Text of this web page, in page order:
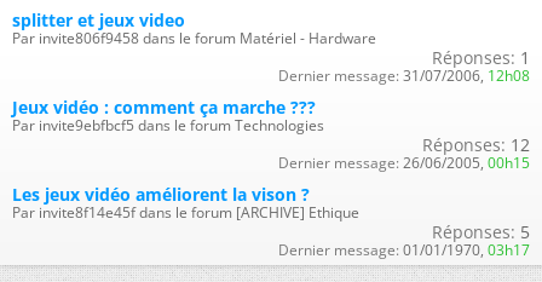
splitter et jeux video
Par invite806f9458 dans le forum Matériel - Hardware
Réponses: 1
Dernier message: 31/07/2006, 12h08
Jeux vidéo : comment ça marche ???
Par invite9ebfbcf5 dans le forum Technologies
Réponses: 12
Dernier message: 26/06/2005, 00h15
Les jeux vidéo améliorent la vison ?
Par invite8f14e45f dans le forum [ARCHIVE] Ethique
Réponses: 5
Dernier message: 01/01/1970, 03h17